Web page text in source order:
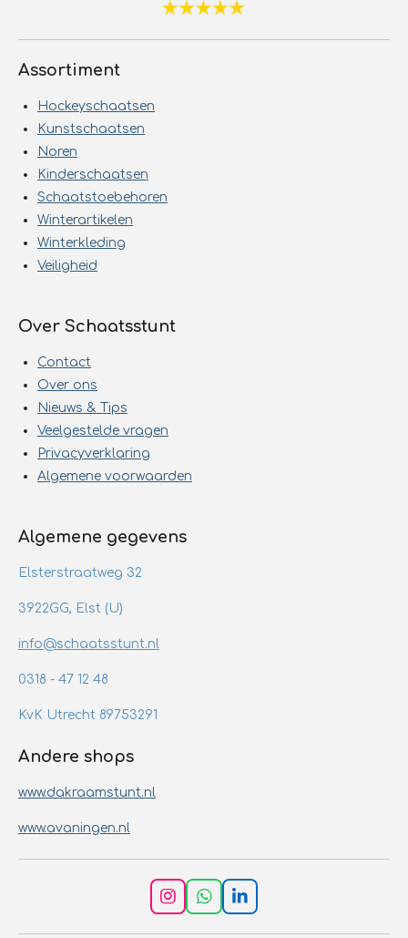
Assortiment
Hockeyschaatsen
Kunstschaatsen
Noren
Kinderschaatsen
Schaatstoebehoren
Winterartikelen
Winterkleding
Veiligheid
Over Schaatsstunt
Contact
Over ons
Nieuws & Tips
Veelgestelde vragen
Privacyverklaring
Algemene voorwaarden
Algemene gegevens
Elsterstraatweg 32
3922GG, Elst (U)
info@schaatsstunt.nl
0318 - 47 12 48
KvK Utrecht 89753291
Andere shops
www.dakraamstunt.nl
www.avaningen.nl
I
n
W
h
L
i